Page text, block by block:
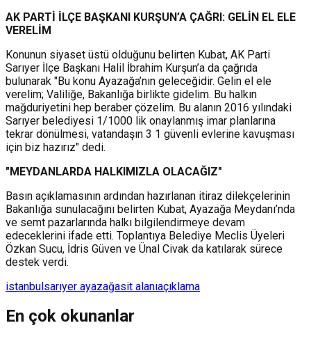
AK PARTİ İLÇE BAŞKANI KURŞUN’A ÇAĞRI: GELİN EL ELE
VERELİM
Konunun siyaset üstü olduğunu belirten Kubat, AK Parti
Sarıyer İlçe Başkanı Halil İbrahim Kurşun’a da çağrıda
bulunarak "Bu konu Ayazağa’nın geleceğidir. Gelin el ele
verelim; Valiliğe, Bakanlığa birlikte gidelim. Bu halkın
mağduriyetini hep beraber çözelim. Bu alanın 2016 yılındaki
Sarıyer belediyesi 1/1000 lik onaylanmış imar planlarına
tekrar dönülmesi, vatandaşın 3 1 güvenli evlerine kavuşması
için biz hazırız" dedi.
"MEYDANLARDA HALKIMIZLA OLACAĞIZ"
Basın açıklamasının ardından hazırlanan itiraz dilekçelerinin
Bakanlığa sunulacağını belirten Kubat, Ayazağa Meydanı’nda
ve semt pazarlarında halkı bilgilendirmeye devam
edeceklerini ifade etti. Toplantıya Belediye Meclis Üyeleri
Özkan Sucu, İdris Güven ve Ünal Civak da katılarak sürece
destek verdi.
istanbulsarıyer ayazağasit alanıaçıklama
En çok okunanlar